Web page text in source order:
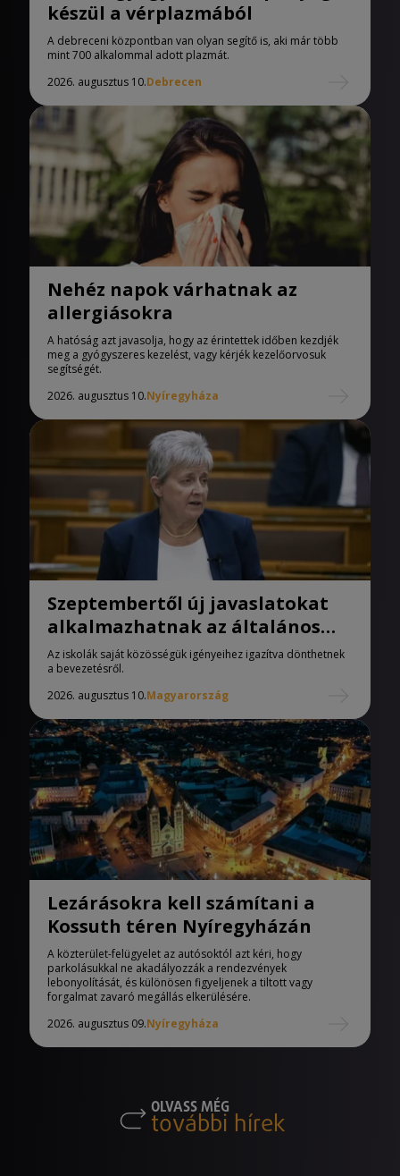
készül a vérplazmából
A debreceni központban van olyan segítő is, aki már több
mint 700 alkalommal adott plazmát.
2026. augusztus 10.Debrecen
Nehéz napok várhatnak az
allergiásokra
A hatóság azt javasolja, hogy az érintettek időben kezdjék
meg a gyógyszeres kezelést, vagy kérjék kezelőorvosuk
segítségét.
2026. augusztus 10.Nyíregyháza
Szeptembertől új javaslatokat
alkalmazhatnak az általános
iskolák
Az iskolák saját közösségük igényeihez igazítva dönthetnek
a bevezetésről.
2026. augusztus 10.Magyarország
Lezárásokra kell számítani a
Kossuth téren Nyíregyházán
A közterület-felügyelet az autósoktól azt kéri, hogy
parkolásukkal ne akadályozzák a rendezvények
lebonyolítását, és különösen figyeljenek a tiltott vagy
forgalmat zavaró megállás elkerülésére.
2026. augusztus 09.Nyíregyháza
OLVASS MÉG
további hírek